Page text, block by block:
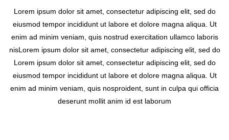
Lorem ipsum dolor sit amet, consectetur adipiscing elit, sed do
eiusmod tempor incididunt ut labore et dolore magna aliqua. Ut
enim ad minim veniam, quis nostrud exercitation ullamco laboris
nisLorem ipsum dolor sit amet, consectetur adipiscing elit, sed do
Lorem ipsum dolor sit amet, consectetur adipiscing elit, sed do
eiusmod tempor incididunt ut labore et dolore magna aliqua. Ut
enim ad minim veniam, quis nosproident, sunt in culpa qui officia
deserunt mollit anim id est laborum